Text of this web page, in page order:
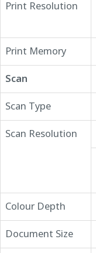
Print Resolution
Print Memory
Scan
Scan Type
Scan Resolution
Colour Depth
Document Size